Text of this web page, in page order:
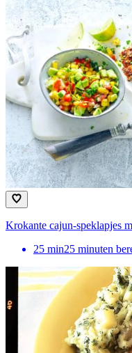
Krokante cajun-speklapjes
25 min25 minuten